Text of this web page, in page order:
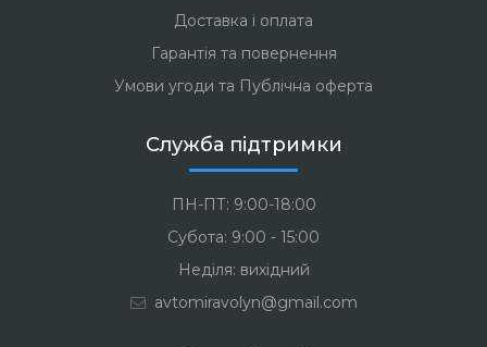
Доставка і оплата
Гарантія та повернення
Умови угоди та Публічна оферта
Служба підтримки
ПН-ПТ: 9:00-18:00
Субота: 9:00 - 15:00
Неділя: вихідний
avtomiravolyn@gmail.com